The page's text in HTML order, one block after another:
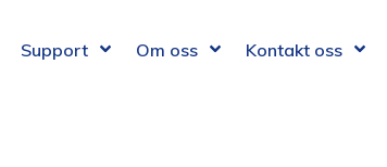
Support Om oss Kontakt oss